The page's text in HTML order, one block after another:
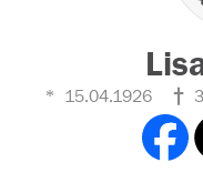
15.04.1926